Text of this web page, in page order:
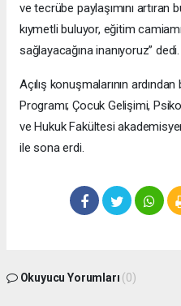
ve tecrübe paylaşımını
kıymetli buluyor, eğitim
sağlayacağına inanıyoruz” dedi.
Açılış konuşmalarının
Programı; Çocuk Gelişimi,
ve Hukuk Fakültesi
ile sona erdi.
Okuyucu Yorumları (0)